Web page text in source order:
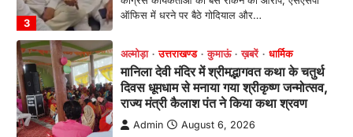
4
Admin August 6, 2026
आयोजित श्रीमद्भागवत कथा के चतुर्थ दिवस गुरुवार को…
अल्मोड़ा उत्तराखण्ड ख़बरें
इंटर-एपीएस सेंट्रल कमांड चेस क्लस्टर-2 में
याग्यिका कुंद्रा ने लहराया परचम, अंडर-14 वर्ग